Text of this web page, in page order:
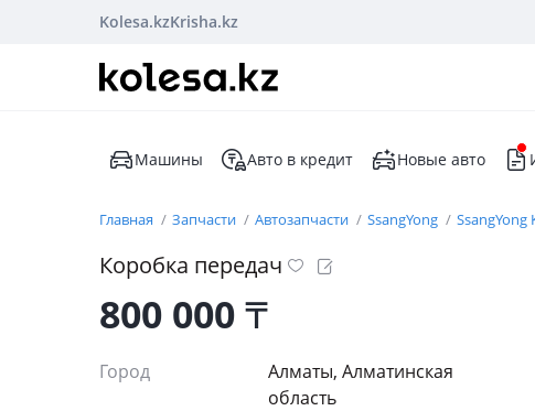
Kolesa.kzKrisha.kz
Машины Авто в кредит Новые авто
Главная Запчасти Автозапчасти SsangYong SsangYong
Коробка передач
800 000₸
Город
Алматы, Алматинская
область